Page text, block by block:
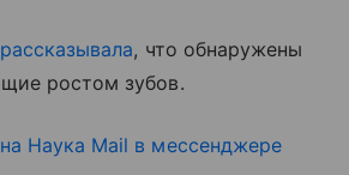
рассказывала, что обнаружены
ростом зубов.
Наука Mail в мессенджере